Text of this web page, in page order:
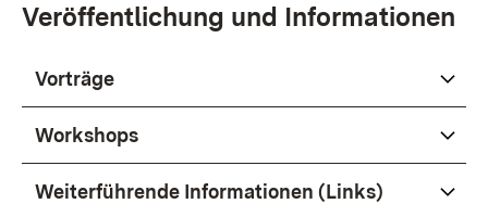
Veröffentlichung und Informationen
Vorträge
Workshops
Weiterführende Informationen (Links)